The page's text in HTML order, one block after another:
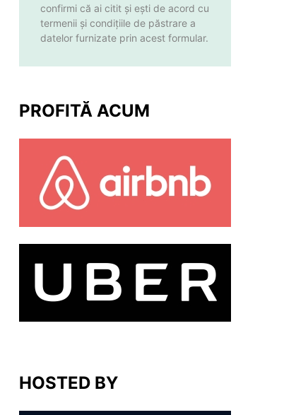
confirmi că ai citit și ești de acord cu
termenii și condițiile de păstrare a
datelor furnizate prin acest formular.
PROFITĂ ACUM
HOSTED BY